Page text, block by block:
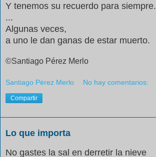
Y tenemos su recuerdo para siempre.
...
Algunas veces,
a uno le dan ganas de estar muerto.
©Santiago Pérez Merlo
Santiago Pérez Merlo No hay comentarios:
Compartir
Lo que importa
No gastes la sal en derretir la nieve